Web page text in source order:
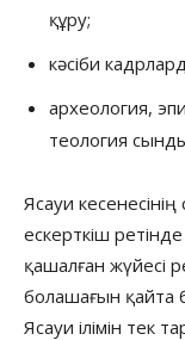
құру;
кәсіби
археология,
теология
Ясауи
ескерткіш
қашалған жүйесі
болашағын қайта
Ясауи ілімін тек